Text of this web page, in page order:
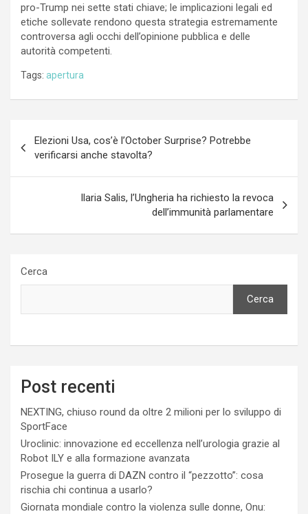
pro-Trump nei sette stati chiave; le implicazioni legali ed
etiche sollevate rendono questa strategia estremamente
controversa agli occhi dell’opinione pubblica e delle
autorità competenti.
Tags: apertura
articoli
Elezioni Usa, cos’è l’October Surprise? Potrebbe
verificarsi anche stavolta?
Ilaria Salis, l’Ungheria ha richiesto la revoca
dell’immunità parlamentare
Cerca
Cerca
Post recenti
NEXTING, chiuso round da oltre 2 milioni per lo sviluppo di
SportFace
Uroclinic: innovazione ed eccellenza nell’urologia grazie al
Robot ILY e alla formazione avanzata
Prosegue la guerra di DAZN contro il “pezzotto”: cosa
rischia chi continua a usarlo?
Giornata mondiale contro la violenza sulle donne, Onu: